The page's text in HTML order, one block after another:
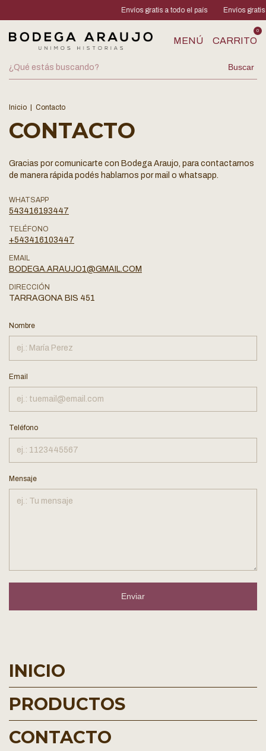
Envíos gratis a todo el país Envíos gratis
MENÚ CARRITO
0
Buscar
Inicio | Contacto
CONTACTO
Gracias por comunicarte con Bodega Araujo, para contactarnos
de manera rápida podés hablarnos por mail o whatsapp.
WHATSAPP
543416193447
TELÉFONO
+543416103447
EMAIL
BODEGA.ARAUJO1@GMAIL.COM
DIRECCIÓN
TARRAGONA BIS 451
Nombre
Email
Teléfono
Mensaje
Enviar
INICIO
PRODUCTOS
CONTACTO